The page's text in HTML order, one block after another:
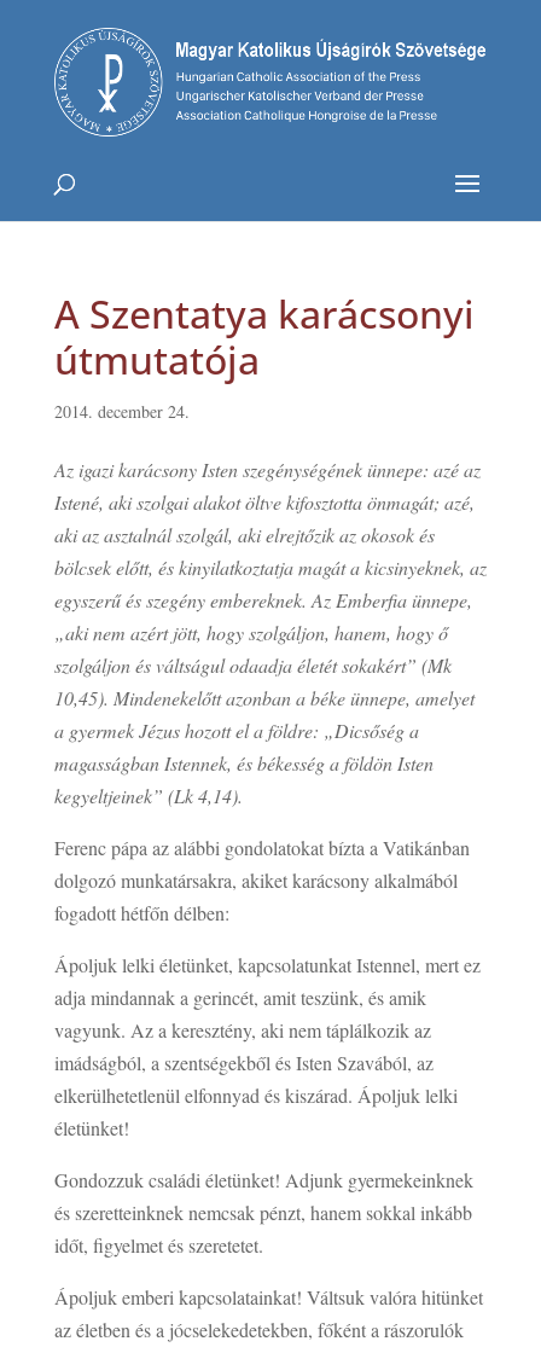
A Szentatya karácsonyi
útmutatója
2014. december 24.
Az igazi karácsony Isten szegénységének ünnepe: azé az
Istené, aki szolgai alakot öltve kifosztotta önmagát; azé,
aki az asztalnál szolgál, aki elrejtőzik az okosok és
bölcsek előtt, és kinyilatkoztatja magát a kicsinyeknek, az
egyszerű és szegény embereknek. Az Emberfia ünnepe,
„aki nem azért jött, hogy szolgáljon, hanem, hogy ő
szolgáljon és váltságul odaadja életét sokakért” (Mk
10,45). Mindenekelőtt azonban a béke ünnepe, amelyet
a gyermek Jézus hozott el a földre: „Dicsőség a
magasságban Istennek, és békesség a földön Isten
kegyeltjeinek” (Lk 4,14).
Ferenc pápa az alábbi gondolatokat bízta a Vatikánban
dolgozó munkatársakra, akiket karácsony alkalmából
fogadott hétfőn délben:
Ápoljuk lelki életünket, kapcsolatunkat Istennel, mert ez
adja mindannak a gerincét, amit teszünk, és amik
vagyunk. Az a keresztény, aki nem táplálkozik az
imádságból, a szentségekből és Isten Szavából, az
elkerülhetetlenül elfonnyad és kiszárad. Ápoljuk lelki
életünket!
Gondozzuk családi életünket! Adjunk gyermekeinknek
és szeretteinknek nemcsak pénzt, hanem sokkal inkább
időt, figyelmet és szeretetet.
Ápoljuk emberi kapcsolatainkat! Váltsuk valóra hitünket
az életben és a jócselekedetekben, főként a rászorulók